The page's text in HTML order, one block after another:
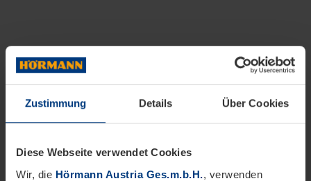
Zustimmung Details Über Cookies
Diese Webseite verwendet Cookies
Wir, die Hörmann Austria Ges.m.b.H., verwenden